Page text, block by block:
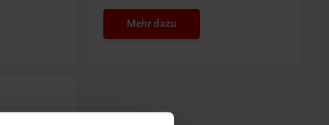
Mehr dazu